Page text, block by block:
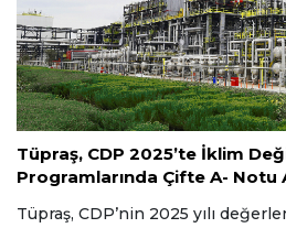
09 Ocak 2026
Tüpraş, CDP 2025’te İklim
Programlarında Çifte A- Notu
Tüpraş, CDP’nin 2025 yılı